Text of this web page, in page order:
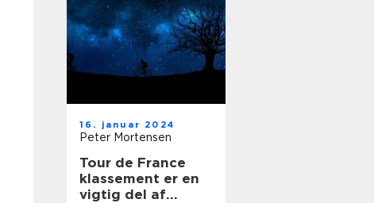
16. januar 2024
Peter Mortensen
Tour de France
klassement er en
vigtig del af